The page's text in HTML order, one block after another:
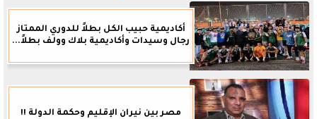
أكاديمية حبيب الكل بطلاً للدوري الممتاز
رجال وسيدات وأكاديمية بلاك وولف بطلاً...
مصر بين نيران الإقليم وحكمة الدولة !!